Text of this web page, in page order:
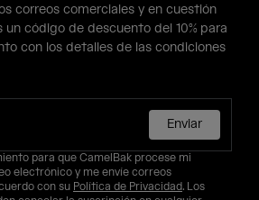
correos comerciales y en cuestión
código de descuento del 10% para
con los detalles de las condiciones
Enviar
para que CamelBak procese mi
electrónico y me envíe correos
con su Política de Privacidad. Los